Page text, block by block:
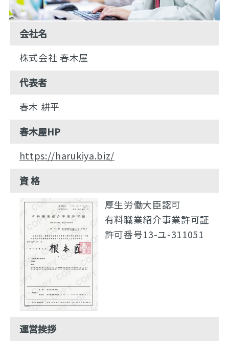
会社名
株式会社 春木屋
代表者
春木 耕平
春木屋HP
https://harukiya.biz/
資 格
厚生労働大臣認可
有料職業紹介事業許可証
許可番号13-ユ-311051
運営挨拶